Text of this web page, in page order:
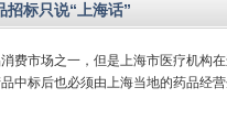
招标只说“上海话”
费市场之一，但是上海市医疗机构
中标后也必须由上海当地的药品经